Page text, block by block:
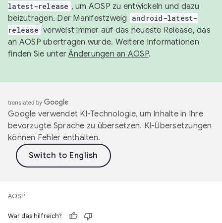
latest-release , um AOSP zu entwickeln und dazu
beizutragen. Der Manifestzweig
android-latest-
release verweist immer auf das neueste Release, das
an AOSP übertragen wurde. Weitere Informationen
finden Sie unterÄnderungen an AOSP.
Google verwendet KI-Technologie, um Inhalte in Ihre
bevorzugte Sprache zu übersetzen. KI-Übersetzungen
können Fehler enthalten.
AOSP
War das hilfreich?